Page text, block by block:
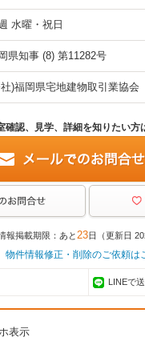
水曜・祝日
県知事 (8) 第11282号
)福岡県宅地建物取引業協会
確認、見学、詳細を知りたい方
報掲載期限：あと23日（更新日
物件情報修正・削除のご依頼は
LINEで
表示